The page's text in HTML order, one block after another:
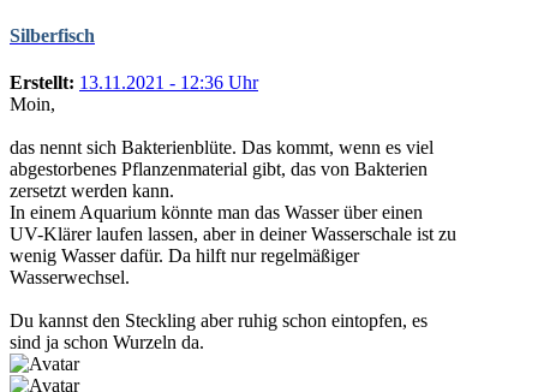
Silberfisch
Erstellt: 13.11.2021 - 12:36 Uhr
Moin,
das nennt sich Bakterienblüte. Das kommt, wenn es viel
abgestorbenes Pflanzenmaterial gibt, das von Bakterien
zersetzt werden kann.
In einem Aquarium könnte man das Wasser über einen
UV-Klärer laufen lassen, aber in deiner Wasserschale ist zu
wenig Wasser dafür. Da hilft nur regelmäßiger
Wasserwechsel.
Du kannst den Steckling aber ruhig schon eintopfen, es
sind ja schon Wurzeln da.